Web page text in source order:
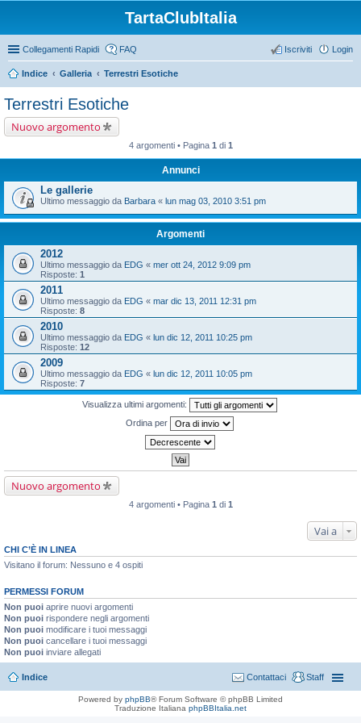
TartaClubItalia
Collegamenti Rapidi FAQ Login
Iscriviti
Indice Galleria Terrestri Esotiche
Terrestri Esotiche
Nuovo argomento
4 argomenti • Pagina 1 di 1
Annunci
Le gallerie
Ultimo messaggio da Barbara « lun mag 03, 2010 3:51 pm
Argomenti
2012
Ultimo messaggio da EDG « mer ott 24, 2012 9:09 pm
Risposte: 1
2011
Ultimo messaggio da EDG « mar dic 13, 2011 12:31 pm
Risposte: 8
2010
Ultimo messaggio da EDG « lun dic 12, 2011 10:25 pm
Risposte: 12
2009
Ultimo messaggio da EDG « lun dic 12, 2011 10:05 pm
Risposte: 7
Visualizza ultimi argomenti:
Ordina per
Nuovo argomento
4 argomenti • Pagina 1 di 1
Vai a
CHI C’È IN LINEA
Visitano il forum: Nessuno e 4 ospiti
PERMESSI FORUM
Non puoi aprire nuovi argomenti
Non puoi rispondere negli argomenti
Non puoi modificare i tuoi messaggi
Non puoi cancellare i tuoi messaggi
Non puoi inviare allegati
Indice Staff
Contattaci
Powered by phpBB® Forum Software © phpBB Limited
Traduzione Italiana phpBBItalia.net